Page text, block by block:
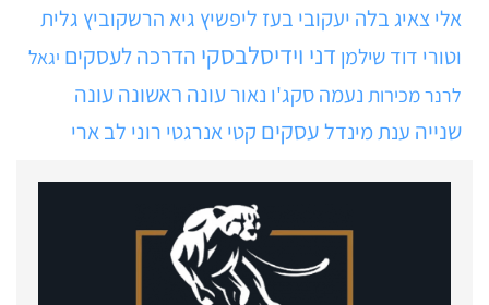
אלי צאיגבלה יעקובי בעז ליפשיץ גיא הרשקוביץ גלית
וטורי דוד שילמן דני וידיסלבסקי הדרכה לעסקים יגאל
לרנרמכירות נעמה סקג'ו נאורעונה ראשונהעונה
שנייה ענת מינדלעסקים קטי אנרגטי רוני לב ארי